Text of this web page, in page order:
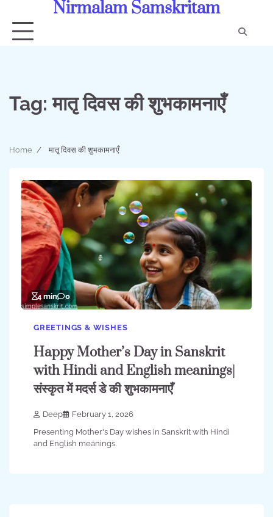
content
Nirmalam Samskritam
Tag:मातृ दिवस की शुभकामनाएँ
Home मातृ दिवस की शुभकामनाएँ
4 min 0
GREETINGS & WISHES
Happy Mother’s Day in Sanskrit
with Hindi and English meanings|
संस्कृत में मदर्स डे की शुभकामनाएँ
Deep
February 1, 2026
Presenting Mother's Day wishes in Sanskrit with Hindi
and English meanings.